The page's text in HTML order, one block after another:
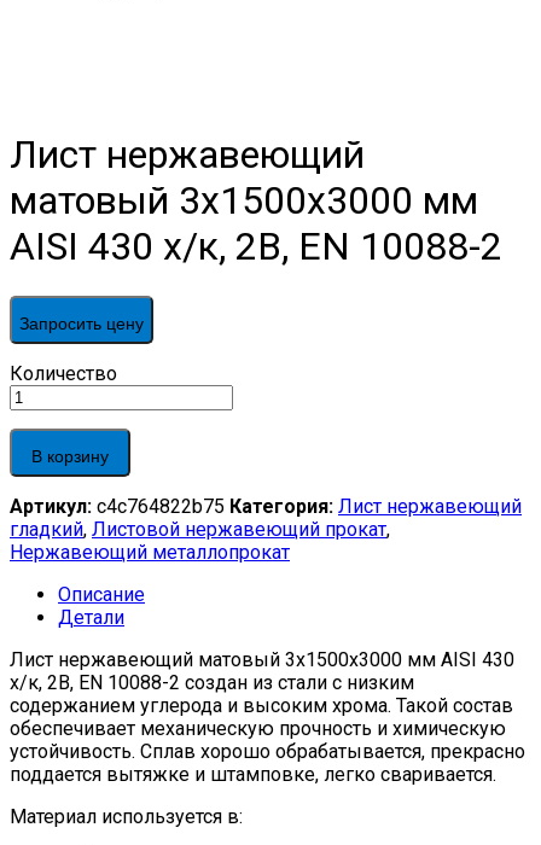
Лист нержавеющий
матовый 3х1500х3000 мм
AISI 430 х/к, 2B, EN 10088-2
Запросить цену
Лист
нержавеющий
матовый
3х1500х3000
мм
430
х/
к,
10088-
2
quantity
Количество
В корзину
Артикул: c4c764822b75 Категория: Лист нержавеющий
гладкий, Листовой нержавеющий прокат,
Нержавеющий металлопрокат
Описание
Детали
Лист нержавеющий матовый 3х1500х3000 мм AISI 430
х/к, 2B, EN 10088-2 создан из стали с низким
содержанием углерода и высоким хрома. Такой состав
обеспечивает механическую прочность и химическую
устойчивость. Сплав хорошо обрабатывается, прекрасно
поддается вытяжке и штамповке, легко сваривается.
Материал используется в: